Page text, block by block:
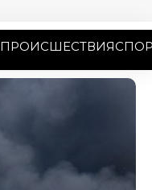
ПРОИСШЕСТВИЯ